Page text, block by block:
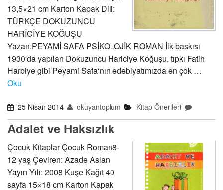
13,5×21 cm Karton Kapak Dili:
TÜRKÇE DOKUZUNCU
HARİCİYE KOĞUŞU
Yazan:PEYAMİ SAFA PSİKOLOJİK ROMAN İlk baskısı
1930′da yapılan Dokuzuncu Hariciye Koğuşu, tıpkı Fatih
Harbiye gibi Peyami Safa‘nın edebiyatımızda en çok …
Oku
25 Nisan 2014 okuyantoplum Kitap Önerileri
Adalet ve Haksızlık
Çocuk Kitaplar Çocuk Roman8-
12 yaş Çeviren: Azade Aslan
Yayın Yılı: 2008 Kuşe Kağıt 40
sayfa 15×18 cm Karton Kapak